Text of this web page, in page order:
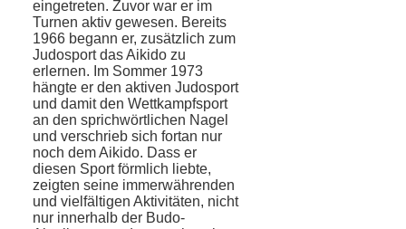
eingetreten. Zuvor war er im
Turnen aktiv gewesen. Bereits
1966 be­gann er, zusätzlich zum
Judosport das Ai­kido zu
erlernen. Im Sommer 1973
hängte er den aktiven Judosport
und damit den Wettkampfsport
an den sprichwörtlichen Nagel
und verschrieb sich fortan nur
noch dem Aikido. Dass er
diesen Sport förmlich liebte,
zeigten seine immerwährenden
und vielfältigen Aktivitäten, nicht
nur innerhalb der Budo-